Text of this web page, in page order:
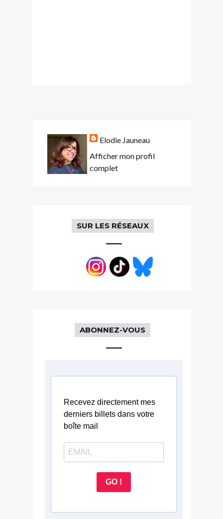
Elodie Jauneau
Afficher mon profil
complet
SUR LES RÉSEAUX
ABONNEZ-VOUS
Recevez directement mes
derniers billets dans votre
boîte mail
GO !